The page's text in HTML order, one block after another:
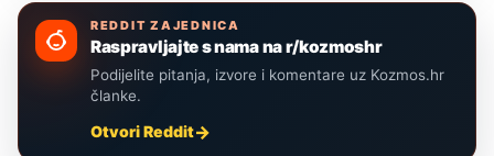
REDDIT ZAJEDNICA
Raspravljajte s nama na r/kozmoshr
Podijelite pitanja, izvore i komentare uz Kozmos.hr
članke.
Otvori Reddit